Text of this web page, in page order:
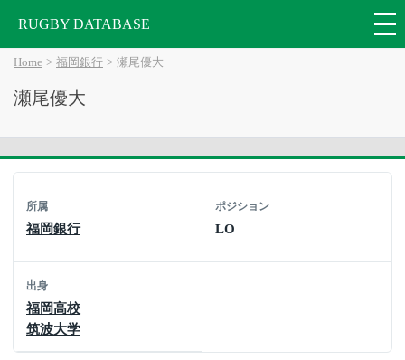
RUGBY DATABASE
Home 福岡銀行 瀬尾優大
瀬尾優大
所属
福岡銀行
ポジション
LO
出身
福岡高校
筑波大学